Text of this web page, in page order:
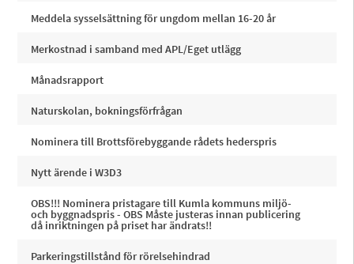
Meddela sysselsättning för ungdom mellan 16-20 år
Merkostnad i samband med APL/Eget utlägg
Månadsrapport
Naturskolan, bokningsförfrågan
Nominera till Brottsförebyggande rådets hederspris
Nytt ärende i W3D3
OBS!!! Nominera pristagare till Kumla kommuns miljö-
och byggnadspris - OBS Måste justeras innan publicering
då inriktningen på priset har ändrats!!
Parkeringstillstånd för rörelsehindrad